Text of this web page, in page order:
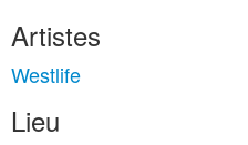
Artistes
Westlife
Lieu